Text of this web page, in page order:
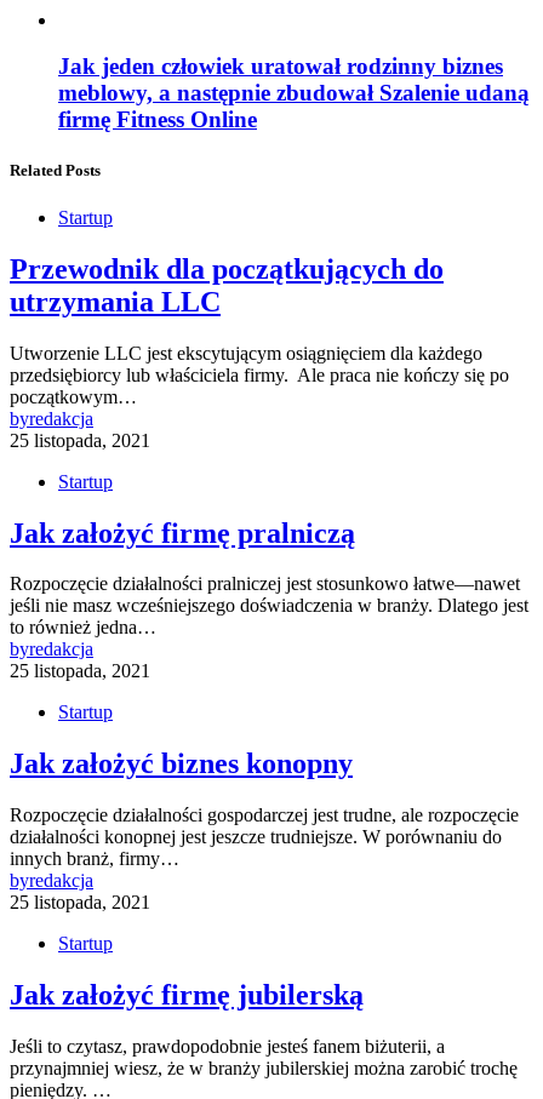
Jak jeden człowiek uratował rodzinny biznes
meblowy, a następnie zbudował Szalenie udaną
firmę Fitness Online
Related Posts
Startup
Przewodnik dla początkujących do
utrzymania LLC
Utworzenie LLC jest ekscytującym osiągnięciem dla każdego
przedsiębiorcy lub właściciela firmy. Ale praca nie kończy się po
początkowym…
byredakcja
25 listopada, 2021
Startup
Jak założyć firmę pralniczą
Rozpoczęcie działalności pralniczej jest stosunkowo łatwe—nawet
jeśli nie masz wcześniejszego doświadczenia w branży. Dlatego jest
to również jedna…
byredakcja
25 listopada, 2021
Startup
Jak założyć biznes konopny
Rozpoczęcie działalności gospodarczej jest trudne, ale rozpoczęcie
działalności konopnej jest jeszcze trudniejsze. W porównaniu do
innych branż, firmy…
byredakcja
25 listopada, 2021
Startup
Jak założyć firmę jubilerską
Jeśli to czytasz, prawdopodobnie jesteś fanem biżuterii, a
przynajmniej wiesz, że w branży jubilerskiej można zarobić trochę
pieniędzy. …